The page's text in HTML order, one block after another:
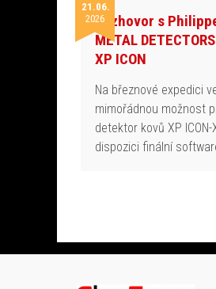
21.06.
2026Rozhovor s
METAL
XP ICON
Na březnové expedici
mimořádnou možnost
detektor kovů XP
dispozici finální